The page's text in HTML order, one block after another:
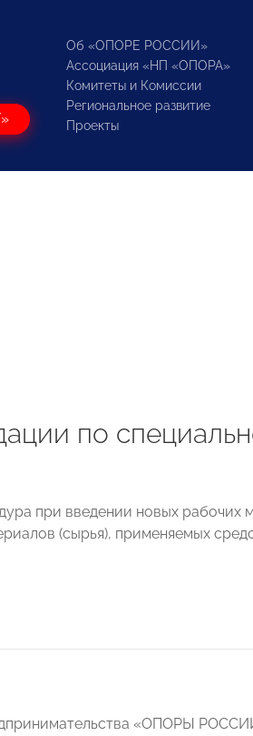
Об «ОПОРЕ РОССИИ»
Ассоциация «НП «ОПОРА»
Комитеты и Комиссии
Региональное развитие
Проекты
по
при введении новых рабочих
(сырья), применяемых
«ОПОРЫ